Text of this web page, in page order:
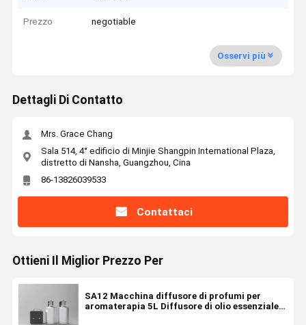
Prezzo negotiable
Osservi più
Dettagli Di Contatto
Mrs. Grace Chang
Sala 514, 4° edificio di Minjie Shangpin International Plaza,
distretto di Nansha, Guangzhou, Cina
86-13826039533
Contattaci
Ottieni Il Miglior Prezzo Per
SA12 Macchina diffusore di profumi per
aromaterapia 5L Diffusore di olio essenziale